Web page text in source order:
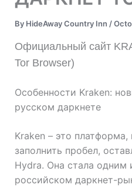
By HideAway Country Inn /
Официальный сайт
Tor Browser)
Особенности Kraken:
русском даркнете
Kraken – это платформа,
заполнить пробел,
Hydra. Она стала одним
российском даркнет-